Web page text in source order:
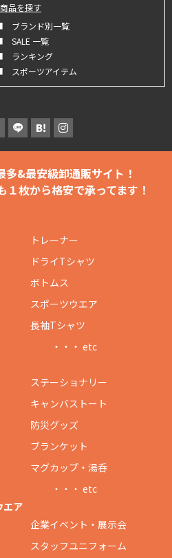
商品を探す
ブランド別一覧
SALE 一覧
ランキング
スポーツアイテム
多&最安級卸通販サイト！
１枚から格安で承ってます！
トレーナー
ドライTシャツ
ボトムス
スポーツウエア
長袖Tシャツ
・・・ etc
ステーショナリー
キャンバストート
防災グッズ
ブランケット
マグカップ・湯呑
・・・ etc
エア
企業イベント・展示会
スタッフユニフォーム